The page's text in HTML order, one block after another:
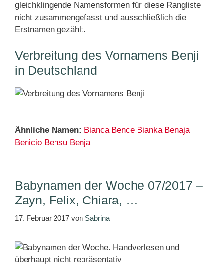
gleichklingende Namensformen für diese Rangliste
nicht zusammengefasst und ausschließlich die
Erstnamen gezählt.
Verbreitung des Vornamens Benji
in Deutschland
Ähnliche Namen: Bianca Bence Bianka Benaja
Benicio Bensu Benja
Babynamen der Woche 07/2017 –
Zayn, Felix, Chiara, …
17. Februar 2017 von Sabrina